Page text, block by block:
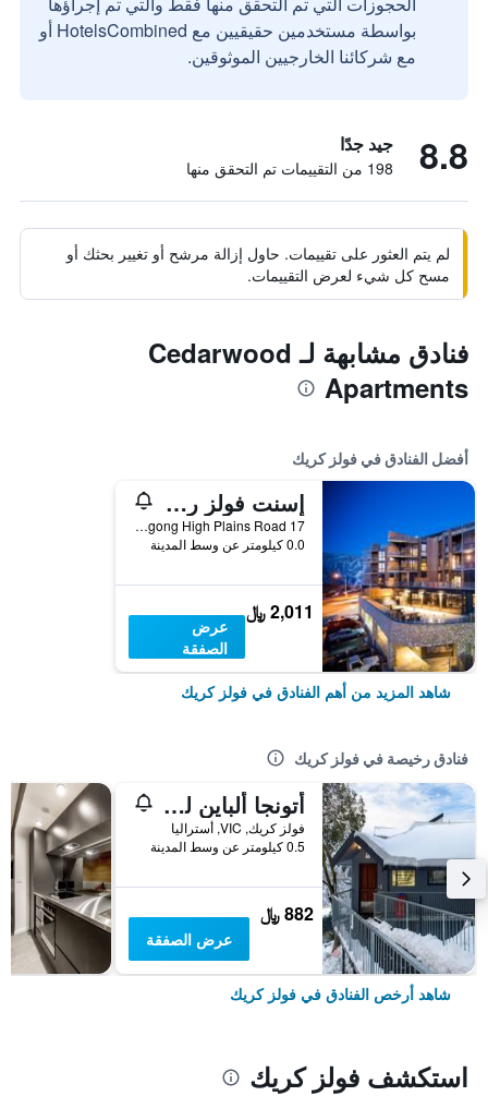
بواسطة مستخدمين حقيقيين مع HotelsCombined أو
مع شركائنا الخارجيين الموثوقين.
8.8 جيد جدًا
198 من التقييمات تم التحقق منها
لم يتم العثور على تقييمات. حاول إزالة مرشح أو تغيير بحثك أو
مسح كل شيء لعرض التقييمات.
فنادق مشابهة لـ Cedarwood
Apartments
أفضل الفنادق في فولز كريك
إسنت فولز ريزورت
17 Bogong High Plains Road, فولز كريك, VIC, أستراليا
0.0 كيلومتر عن وسط المدينة
2,011 ﷼
عرض
الصفقة
شاهد المزيد من أهم الفنادق في فولز كريك
فنادق رخيصة في فولز كريك
أتونجا ألباين لودج آند أبارتمنتس
فولز كريك, VIC, أستراليا
0.5 كيلومتر عن وسط المدينة
882 ﷼
عرض الصفقة
شاهد أرخص الفنادق في فولز كريك
استكشف فولز كريك